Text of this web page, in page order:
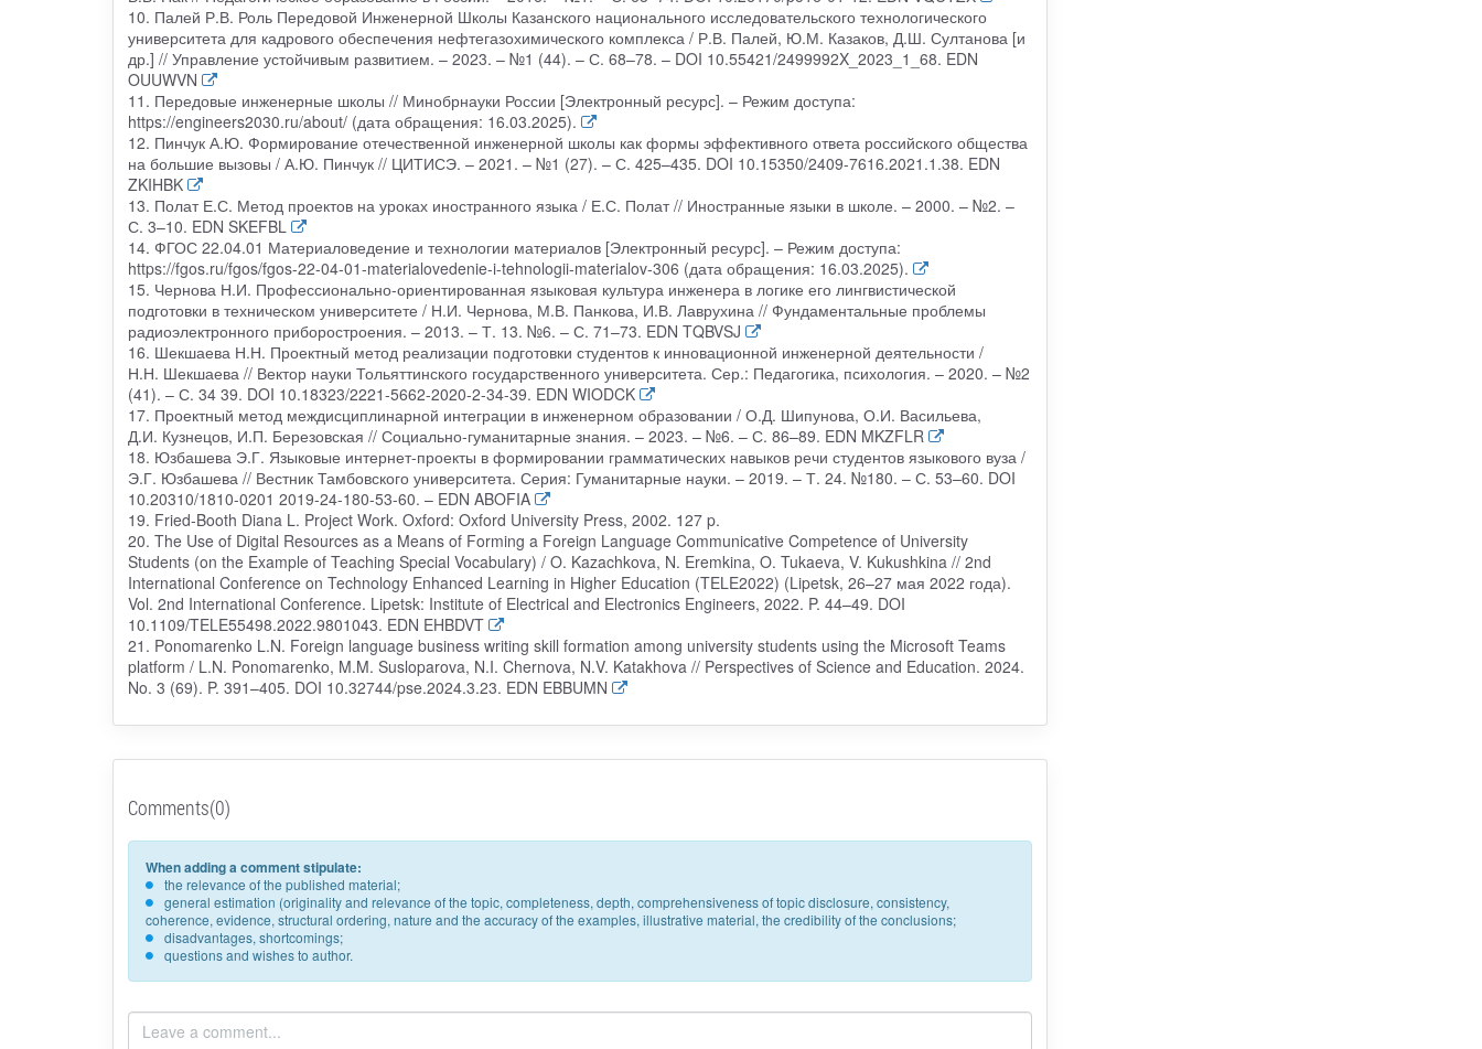
10. Палей Р.В. Роль Передовой Инженерной Школы Казанского национального исследовательского технологического
университета для кадрового обеспечения нефтегазохимического комплекса / Р.В. Палей, Ю.М. Казаков, Д.Ш. Султанова [и
др.] // Управление устойчивым развитием. – 2023. – №1 (44). – С. 68–78. – DOI 10.55421/2499992X_2023_1_68. EDN
OUUWVN
11. Передовые инженерные школы // Минобрнауки России [Электронный ресурс]. – Режим доступа:
https://engineers2030.ru/about/ (дата обращения: 16.03.2025).
12. Пинчук А.Ю. Формирование отечественной инженерной школы как формы эффективного ответа российского общества
на большие вызовы / А.Ю. Пинчук // ЦИТИСЭ. – 2021. – №1 (27). – С. 425–435. DOI 10.15350/2409-7616.2021.1.38. EDN
ZKIHBK
13. Полат Е.С. Метод проектов на уроках иностранного языка / Е.С. Полат // Иностранные языки в школе. – 2000. – №2. –
С. 3–10. EDN SKEFBL
14. ФГОС 22.04.01 Материаловедение и технологии материалов [Электронный ресурс]. – Режим доступа:
https://fgos.ru/fgos/fgos-22-04-01-materialovedenie-i-tehnologii-materialov-306 (дата обращения: 16.03.2025).
15. Чернова Н.И. Профессионально-ориентированная языковая культура инженера в логике его лингвистической
подготовки в техническом университете / Н.И. Чернова, М.В. Панкова, И.В. Лаврухина // Фундаментальные проблемы
радиоэлектронного приборостроения. – 2013. – Т. 13. №6. – С. 71–73. EDN TQBVSJ
16. Шекшаева Н.Н. Проектный метод реализации подготовки студентов к инновационной инженерной деятельности /
Н.Н. Шекшаева // Вектор науки Тольяттинского государственного университета. Сер.: Педагогика, психология. – 2020. – №2
(41). – С. 34 39. DOI 10.18323/2221-5662-2020-2-34-39. EDN WIODCK
17. Проектный метод междисциплинарной интеграции в инженерном образовании / О.Д. Шипунова, О.И. Васильева,
Д.И. Кузнецов, И.П. Березовская // Социально-гуманитарные знания. – 2023. – №6. – С. 86–89. EDN MKZFLR
18. Юзбашева Э.Г. Языковые интернет-проекты в формировании грамматических навыков речи студентов языкового вуза /
Э.Г. Юзбашева // Вестник Тамбовского университета. Серия: Гуманитарные науки. – 2019. – Т. 24. №180. – С. 53–60. DOI
10.20310/1810-0201 2019-24-180-53-60. – EDN ABOFIA
19. Fried-Booth Diana L. Project Work. Oxford: Oxford University Press, 2002. 127 p.
20. The Use of Digital Resources as a Means of Forming a Foreign Language Communicative Competence of University
Students (on the Example of Teaching Special Vocabulary) / O. Kazachkova, N. Eremkina, O. Tukaeva, V. Kukushkina // 2nd
International Conference on Technology Enhanced Learning in Higher Education (TELE2022) (Lipetsk, 26–27 мая 2022 года).
Vol. 2nd International Conference. Lipetsk: Institute of Electrical and Electronics Engineers, 2022. P. 44–49. DOI
10.1109/TELE55498.2022.9801043. EDN EHBDVT
21. Ponomarenko L.N. Foreign language business writing skill formation among university students using the Microsoft Teams
platform / L.N. Ponomarenko, M.M. Susloparova, N.I. Chernova, N.V. Katakhova // Perspectives of Science and Education. 2024.
No. 3 (69). P. 391–405. DOI 10.32744/pse.2024.3.23. EDN EBBUMN
Comments(0)
When adding a comment stipulate:
the relevance of the published material;
general estimation (originality and relevance of the topic, completeness, depth, comprehensiveness of topic disclosure, consistency,
coherence, evidence, structural ordering, nature and the accuracy of the examples, illustrative material, the credibility of the conclusions;
disadvantages, shortcomings;
questions and wishes to author.